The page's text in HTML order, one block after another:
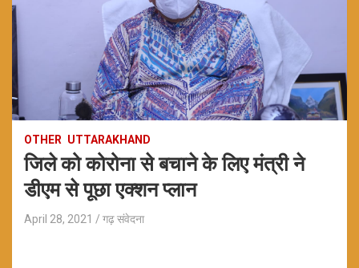
OTHER UTTARAKHAND
जिले को कोरोना से बचाने के लिए मंत्री ने
डीएम से पूछा एक्शन प्लान
April 28, 2021 गढ़ संवेदना